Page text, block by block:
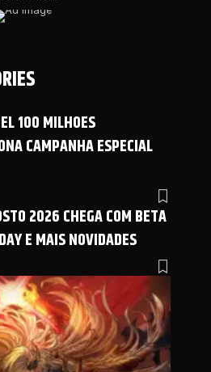
100 MILHOES
CAMPANHA ESPECIAL
2026 CHEGA COM BETA
E MAIS NOVIDADES